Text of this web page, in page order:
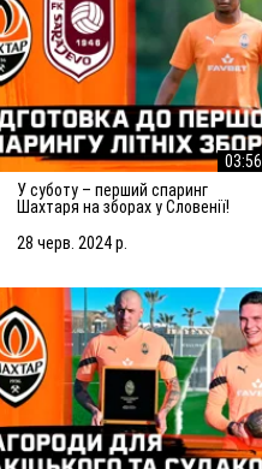
03:56
У суботу – перший спаринг
Шахтаря на зборах у Словенії!
Сараєвом
28 черв. 2024 р.